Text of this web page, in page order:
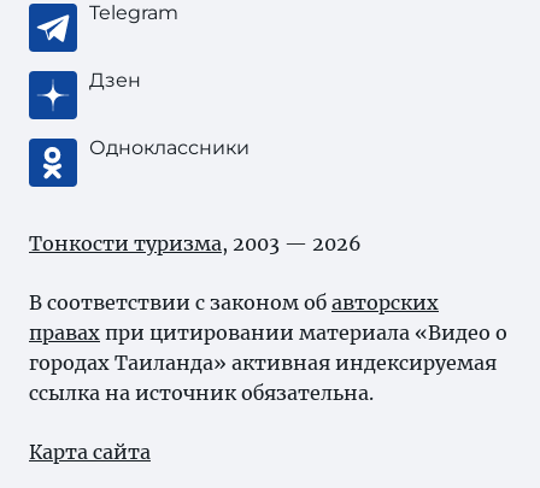
Telegram
Дзен
Одноклассники
Тонкости туризма, 2003 — 2026
В соответствии с законом об авторских
правах при цитировании материала «Видео о
городах Таиланда» активная индексируемая
ссылка на источник обязательна.
Карта сайта